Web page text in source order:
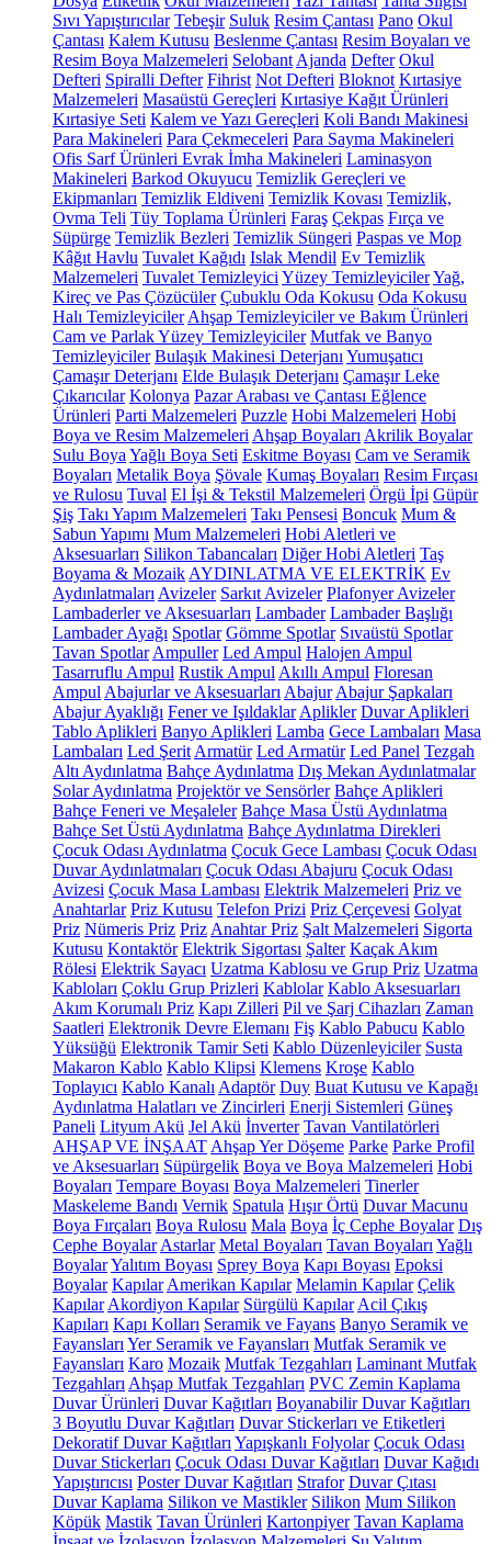
Sıvı Yapıştırıcılar Tebeşir Suluk Resim Çantası Pano Okul
Çantası Kalem Kutusu Beslenme Çantası Resim Boyaları ve
Resim Boya Malzemeleri Selobant Ajanda Defter Okul
Defteri Spiralli Defter Fihrist Not Defteri Bloknot Kırtasiye
Malzemeleri Masaüstü Gereçleri Kırtasiye Kağıt Ürünleri
Kırtasiye Seti Kalem ve Yazı Gereçleri Koli Bandı Makinesi
Para Makineleri Para Çekmeceleri Para Sayma Makineleri
Ofis Sarf Ürünleri Evrak İmha Makineleri Laminasyon
Makineleri Barkod Okuyucu Temizlik Gereçleri ve
Ekipmanları Temizlik Eldiveni Temizlik Kovası Temizlik,
Ovma Teli Tüy Toplama Ürünleri Faraş Çekpas Fırça ve
Süpürge Temizlik Bezleri Temizlik Süngeri Paspas ve Mop
Kâğıt Havlu Tuvalet Kağıdı Islak Mendil Ev Temizlik
Malzemeleri Tuvalet Temizleyici Yüzey TemizleyicilerYağ,
Kireç ve Pas Çözücüler Çubuklu Oda Kokusu Oda Kokusu
Halı Temizleyiciler Ahşap Temizleyiciler ve Bakım Ürünleri
Cam ve Parlak Yüzey Temizleyiciler Mutfak ve Banyo
Temizleyiciler Bulaşık Makinesi Deterjanı Yumuşatıcı
Çamaşır Deterjanı Elde Bulaşık Deterjanı Çamaşır Leke
Çıkarıcılar Kolonya Pazar Arabası ve Çantası Eğlence
Ürünleri Parti Malzemeleri Puzzle Hobi Malzemeleri Hobi
Boya ve Resim Malzemeleri Ahşap Boyaları Akrilik Boyalar
Sulu Boya Yağlı Boya Seti Eskitme Boyası Cam ve Seramik
Boyaları Metalik Boya Şövale Kumaş Boyaları Resim Fırçası
ve Rulosu Tuval El İşi & Tekstil Malzemeleri Örgü İpi Güpür
Şiş Takı Yapım Malzemeleri Takı Pensesi Boncuk Mum &
Sabun Yapımı Mum Malzemeleri Hobi Aletleri ve
Aksesuarları Silikon Tabancaları Diğer Hobi Aletleri Taş
Boyama & Mozaik AYDINLATMA VE ELEKTRİK Ev
Aydınlatmaları Avizeler Sarkıt Avizeler Plafonyer Avizeler
Lambaderler ve Aksesuarları Lambader Lambader Başlığı
Lambader Ayağı Spotlar Gömme Spotlar Sıvaüstü Spotlar
Tavan Spotlar Ampuller Led Ampul Halojen Ampul
Tasarruflu Ampul Rustik Ampul Akıllı Ampul Floresan
Ampul Abajurlar ve Aksesuarları Abajur Abajur Şapkaları
Abajur Ayaklığı Fener ve Işıldaklar Aplikler Duvar Aplikleri
Tablo Aplikleri Banyo Aplikleri Lamba Gece Lambaları Masa
Lambaları Led Şerit Armatür Led Armatür Led Panel Tezgah
Altı Aydınlatma Bahçe Aydınlatma Dış Mekan Aydınlatmalar
Solar Aydınlatma Projektör ve Sensörler Bahçe Aplikleri
Bahçe Feneri ve Meşaleler Bahçe Masa Üstü Aydınlatma
Bahçe Set Üstü Aydınlatma Bahçe Aydınlatma Direkleri
Çocuk Odası Aydınlatma Çocuk Gece Lambası Çocuk Odası
Duvar Aydınlatmaları Çocuk Odası Abajuru Çocuk Odası
Avizesi Çocuk Masa Lambası Elektrik Malzemeleri Priz ve
Anahtarlar Priz Kutusu Telefon Prizi Priz Çerçevesi Golyat
Priz Nümeris Priz Priz Anahtar Priz Şalt Malzemeleri Sigorta
Kutusu Kontaktör Elektrik Sigortası Şalter Kaçak Akım
Rölesi Elektrik Sayacı Uzatma Kablosu ve Grup Priz Uzatma
Kabloları Çoklu Grup Prizleri Kablolar Kablo Aksesuarları
Akım Korumalı Priz Kapı Zilleri Pil ve Şarj Cihazları Zaman
Saatleri Elektronik Devre Elemanı Fiş Kablo Pabucu Kablo
Yüksüğü Elektronik Tamir Seti Kablo Düzenleyiciler Susta
Makaron Kablo Kablo Klipsi Klemens Kroşe Kablo
Toplayıcı Kablo Kanalı Adaptör Duy Buat Kutusu ve Kapağı
Aydınlatma Halatları ve Zincirleri Enerji Sistemleri Güneş
Paneli Lityum Akü Jel Akü İnverter Tavan Vantilatörleri
AHŞAP VE İNŞAAT Ahşap Yer Döşeme Parke Parke Profil
ve Aksesuarları Süpürgelik Boya ve Boya Malzemeleri Hobi
Boyaları Tempare Boyası Boya Malzemeleri Tinerler
Maskeleme Bandı Vernik Spatula Hışır Örtü Duvar Macunu
Boya Fırçaları Boya Rulosu Mala Boya İç Cephe Boyalar Dış
Cephe Boyalar Astarlar Metal Boyaları Tavan Boyaları Yağlı
BoyalarYalıtım Boyası Sprey Boya Kapı Boyası Epoksi
Boyalar Kapılar Amerikan Kapılar Melamin Kapılar Çelik
Kapılar Akordiyon Kapılar Sürgülü Kapılar Acil Çıkış
Kapıları Kapı Kolları Seramik ve Fayans Banyo Seramik ve
Fayansları Yer Seramik ve Fayansları Mutfak Seramik ve
Fayansları Karo Mozaik Mutfak Tezgahları Laminant Mutfak
Tezgahları Ahşap Mutfak Tezgahları PVC Zemin Kaplama
Duvar Ürünleri Duvar Kağıtları Boyanabilir Duvar Kağıtları
3 Boyutlu Duvar Kağıtları Duvar Stickerları ve Etiketleri
Dekoratif Duvar Kağıtları Yapışkanlı Folyolar Çocuk Odası
Duvar Stickerları Çocuk Odası Duvar Kağıtları Duvar Kağıdı
Yapıştırıcısı Poster Duvar Kağıtları Strafor Duvar Çıtası
Duvar Kaplama Silikon ve Mastikler Silikon Mum Silikon
Köpük Mastik Tavan Ürünleri Kartonpiyer Tavan Kaplama